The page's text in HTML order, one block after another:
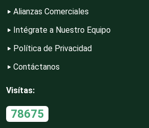
Conversiones Automotrices
Copiadoras
Cremerías y Salchichonerías
Alianzas Comerciales
Intégrate a Nuestro Equipo
Política de Privacidad
Contáctanos
Visítas:
78675